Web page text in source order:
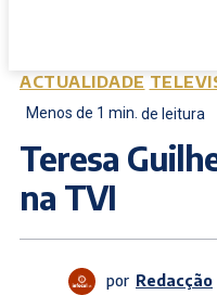
ACTUALIDADE
Menos de 1 min. de leitura
Teresa
na TVI
por Redacção